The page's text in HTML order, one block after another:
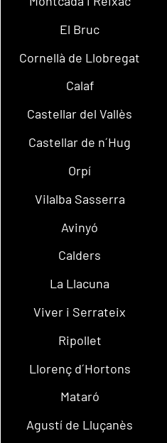
El Bruc
Cornellà de Llobregat
Calaf
Castellar del Vallès
Castellar de n´Hug
Orpí
Vilalba Sasserra
Avinyó
Calders
La Llacuna
Viver i Serrateix
Ripollet
Llorenç d´Hortons
Mataró
Agustí de Lluçanès